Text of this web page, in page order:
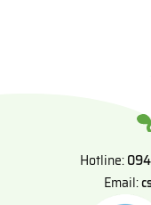
Hotline:
Email: